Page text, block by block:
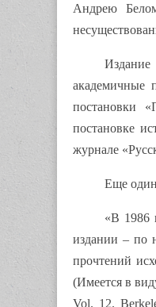
Андрею
Издание
академичные
постановки
постановке
журнале
Еще один
«В 1986
издании – по
прочтений
(Имеется в
Vol. 12.